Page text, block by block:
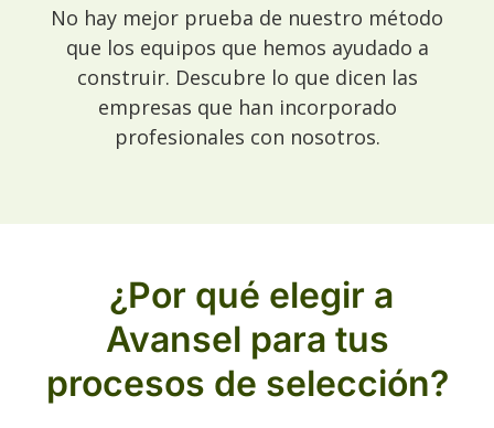
No hay mejor prueba de nuestro método
que los equipos que hemos ayudado a
construir. Descubre lo que dicen las
empresas que han incorporado
profesionales con nosotros.
¿Por qué elegir a
Avansel para tus
procesos de selección?